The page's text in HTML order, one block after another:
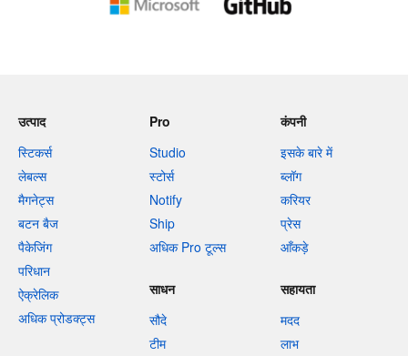
उत्पाद
स्टिकर्स
लेबल्स
मैगनेट्स
बटन बैज
पैकेजिंग
परिधान
ऐक्रेलिक
अधिक प्रोडक्ट्स
Pro
Studio
स्टोर्स
Notify
Ship
अधिक Pro टूल्स
कंपनी
इसके बारे में
ब्लॉग
करियर
प्रेस
आँकड़े
साधन
सौदे
टीम
सहायता
मदद
लाभ